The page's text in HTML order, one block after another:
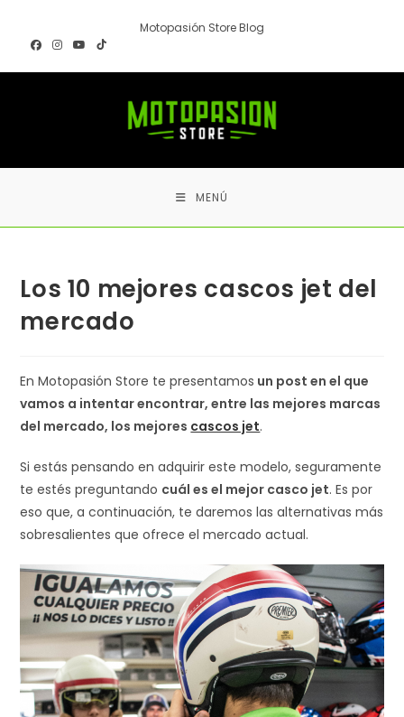
contenido
Motopasión Store Blog
MENÚ
Los 10 mejores cascos jet del
mercado
En Motopasión Store te presentamos un post en el que
vamos a intentar encontrar, entre las mejores marcas
del mercado, los mejores cascos jet.
Si estás pensando en adquirir este modelo, seguramente
te estés preguntando cuál es el mejor casco jet. Es por
eso que, a continuación, te daremos las alternativas más
sobresalientes que ofrece el mercado actual.